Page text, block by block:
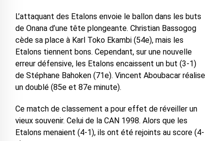
L’attaquant des Etalons envoie le ballon dans les buts
de Onana d’une tête plongeante. Christian Bassogog
cède sa place à Karl Toko Ekambi (54e), mais les
Etalons tiennent bons. Cependant, sur une nouvelle
erreur défensive, les Etalons encaissent un but (3-1)
de Stéphane Bahoken (71e). Vincent Aboubacar réalise
un doublé (85e et 87e minute).
Ce match de classement a pour effet de réveiller un
vieux souvenir. Celui de la CAN 1998. Alors que les
Etalons menaient (4-1), ils ont été rejoints au score (4-